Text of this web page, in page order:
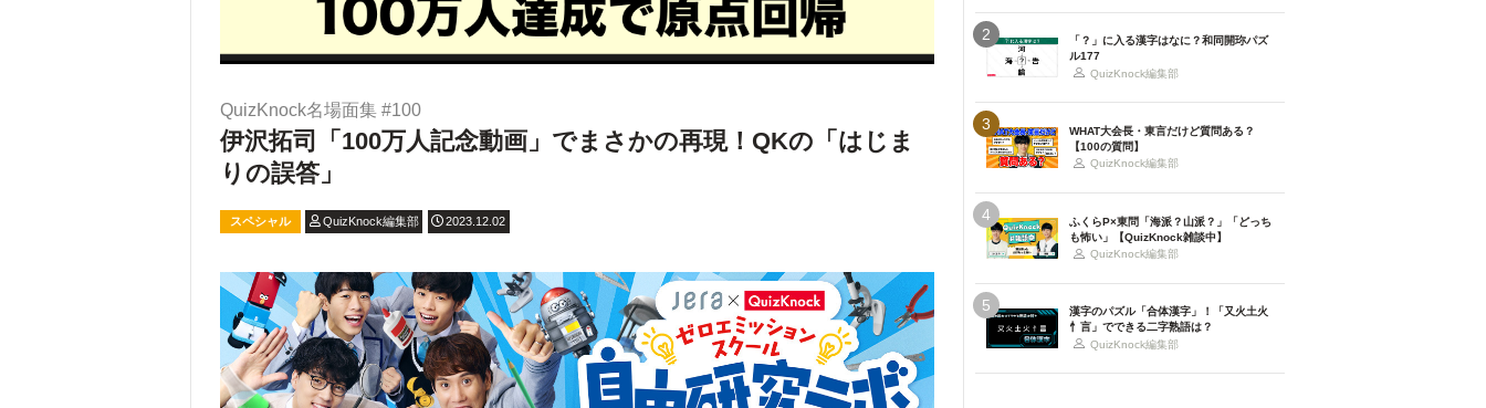
QuizKnock名場面集 #100
伊沢拓司「100万人記念動画」でまさかの再現！QKの「はじま
りの誤答」
スペシャル QuizKnock編集部 2023.12.02
2
「？」に入る漢字はなに？和同開珎パズ
ル177
QuizKnock編集部
3
WHAT大会長・東言だけど質問ある？
【100の質問】
QuizKnock編集部
4
ふくらP×東問「海派？山派？」「どっち
も怖い」【QuizKnock雑談中】
QuizKnock編集部
5
漢字のパズル「合体漢字」！「又火土火
忄言」でできる二字熟語は？
QuizKnock編集部